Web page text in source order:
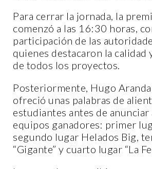
Para cerrar la jornada, la
comenzó a las 16:30 horas,
participación de las
quienes destacaron la calidad
de todos los proyectos.
Posteriormente, Hugo Aranda
ofreció unas palabras de
estudiantes antes de anunciar
equipos ganadores: primer
segundo lugar Helados Big,
“Gigante” y cuarto lugar “La